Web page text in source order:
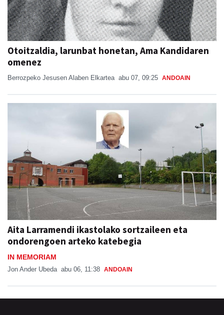
Otoitzaldia, larunbat honetan, Ama Kandidaren
omenez
Berrozpeko Jesusen Alaben Elkartea abu 07, 09:25 ANDOAIN
Aita Larramendi ikastolako sortzaileen eta
ondorengoen arteko katebegia
IN MEMORIAM
Jon Ander Ubeda abu 06, 11:38 ANDOAIN